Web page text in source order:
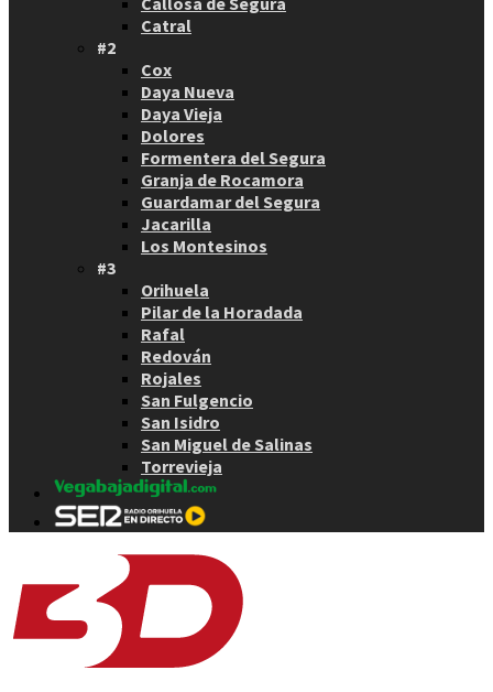
Catral
#2
Cox
Daya Nueva
Daya Vieja
Dolores
Formentera del Segura
Granja de Rocamora
Guardamar del Segura
Jacarilla
Los Montesinos
#3
Orihuela
Pilar de la Horadada
Rafal
Redován
Rojales
San Fulgencio
San Isidro
San Miguel de Salinas
Torrevieja